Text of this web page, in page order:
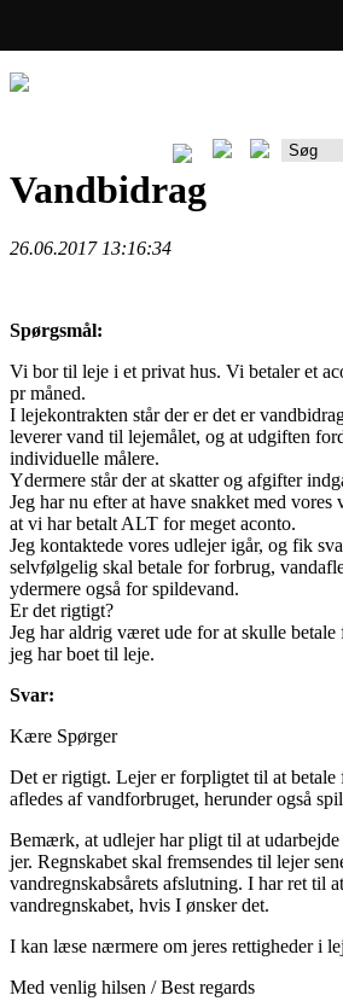
Vandbidrag
26.06.2017 13:16:34
Spørgsmål:
Vi bor til leje i et privat hus. Vi betaler et
pr måned.
I lejekontrakten står der er det er
leverer vand til lejemålet, og at udgiften
individuelle målere.
Ydermere står der at skatter og afgifter
Jeg har nu efter at have snakket med
at vi har betalt ALT for meget aconto.
Jeg kontaktede vores udlejer igår, og fik
selvfølgelig skal betale for forbrug,
ydermere også for spildevand.
Er det rigtigt?
Jeg har aldrig været ude for at skulle betale
jeg har boet til leje.
Svar:
Kære Spørger
Det er rigtigt. Lejer er forpligtet til at betale
afledes af vandforbruget, herunder også
Bemærk, at udlejer har pligt til at
jer. Regnskabet skal fremsendes til lejer
vandregnskabsårets afslutning. I har ret til
vandregnskabet, hvis I ønsker det.
I kan læse nærmere om jeres rettigheder i
Med venlig hilsen / Best regards